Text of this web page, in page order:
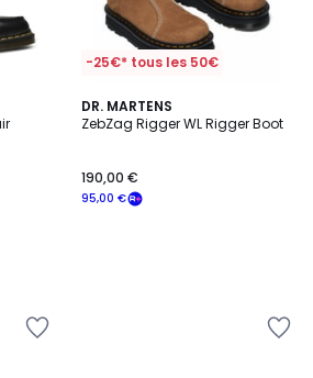
-25€* tous les 50€
DR. MARTENS
ZebZag Rigger WL Rigger Boot
95,00 €
190,00 €